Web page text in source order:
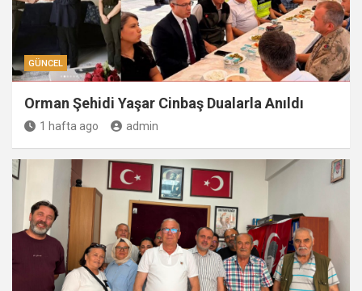
GÜNCEL
Orman Şehidi Yaşar Cinbaş Dualarla Anıldı
1 hafta ago admin